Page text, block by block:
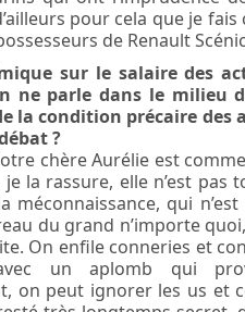
pour cela que je
de Renault
sur le salaire des
ne parle dans le milieu
la condition précaire des
?
chère Aurélie est
la rassure, elle n’est pas
méconnaissance, qui
du grand n’importe
On enfile conneries et
un aplomb qui
on peut ignorer les us et